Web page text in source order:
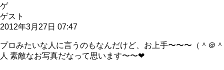
ゲ
ゲスト
2012年3月27日 07:47
プロみたいな人に言うのもなんだけど、お上手〜〜〜（＾＠＾
人 素敵なお写真だなって思います〜〜❤